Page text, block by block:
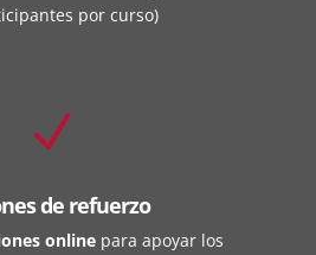
por curso)
N
de refuerzo
onlinepara apoyar los